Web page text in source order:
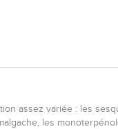
assez variée : les
les